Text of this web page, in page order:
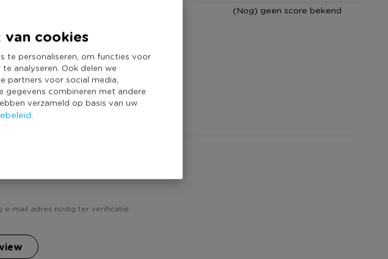
cookies
te personaliseren, om functies voor
analyseren. Ook delen we
partners voor social media,
gegevens combineren met andere
verzameld op basis van uw
(Nog) geen score bekend
e-mail adres nodig ter verificatie.